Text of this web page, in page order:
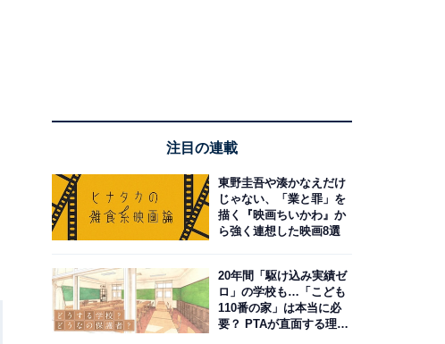
注目の連載
東野圭吾や湊かなえだけ
じゃない、「業と罪」を
描く『映画ちいかわ』か
ら強く連想した映画8選
20年間「駆け込み実績ゼ
ロ」の学校も…「こども
110番の家」は本当に必
要？ PTAが直面する理想